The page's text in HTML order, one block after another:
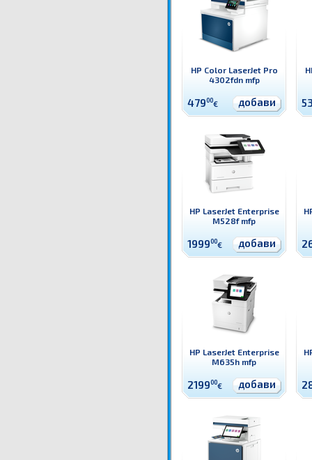
HP Color LaserJet Pro
4302fdn mfp
47900€ добави
HP LaserJet Enterprise
M528f mfp
199900€ добави
HP LaserJet Enterprise
M635h mfp
219900€ добави